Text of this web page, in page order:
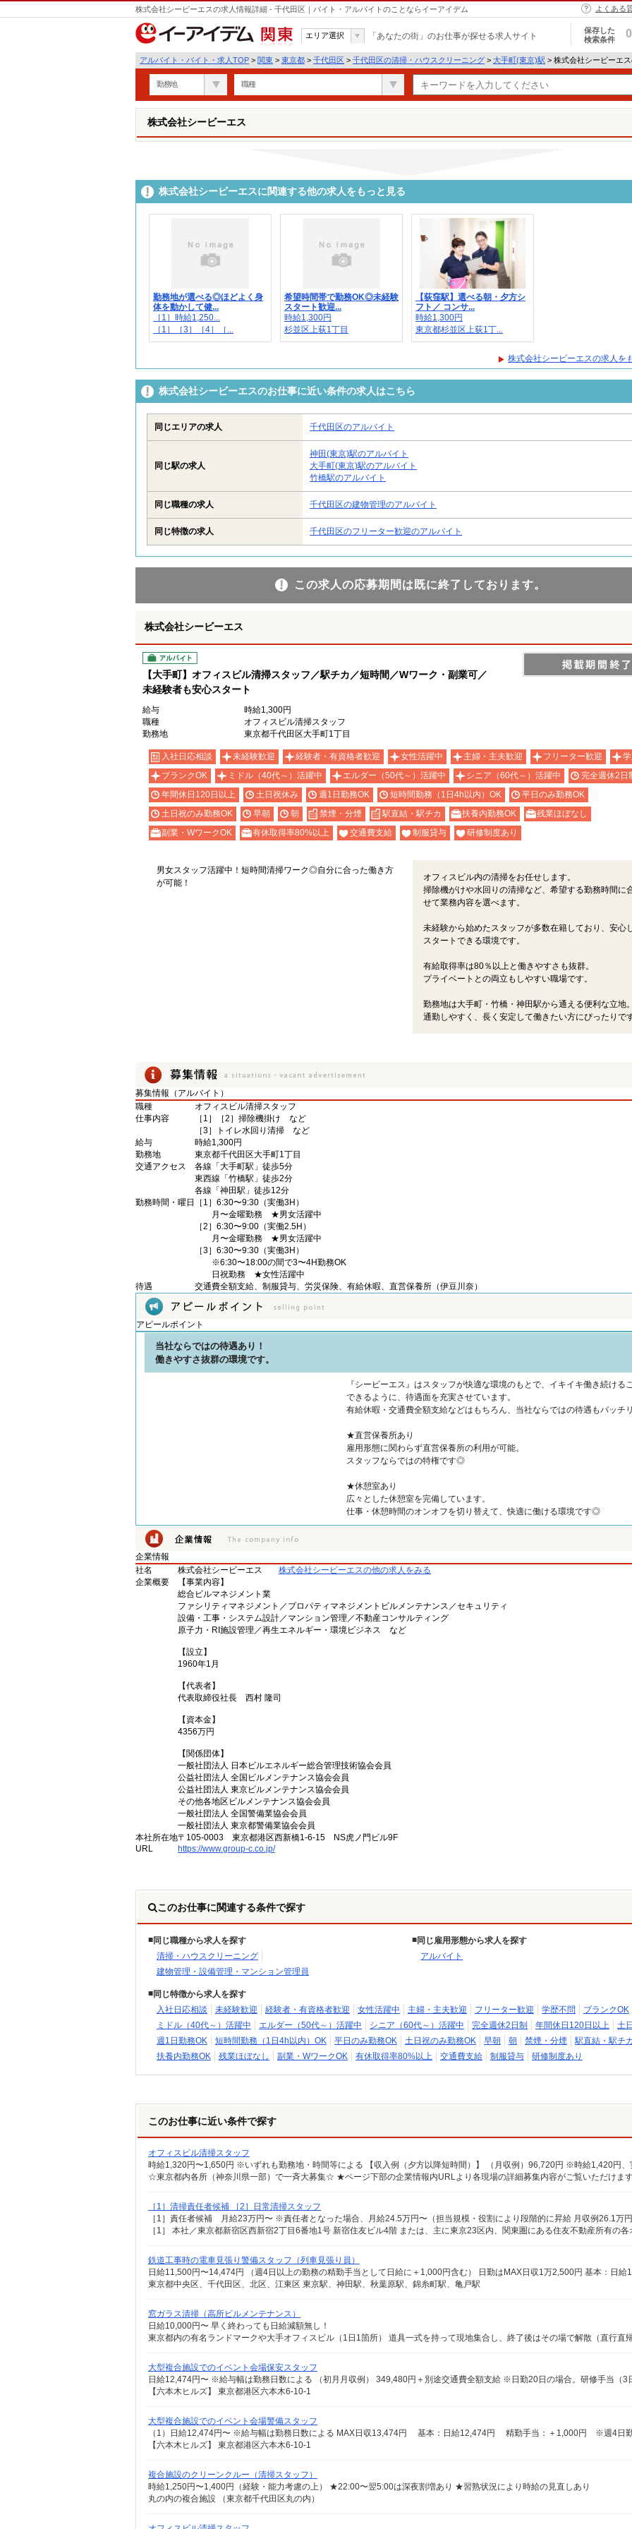
株式会社シービーエスの求人情報詳細 - 千代田区｜バイト・アルバイトのことならイーアイデム よくある
関東
エリア選択 「あなたの街」のお仕事が探せる求人サイト
保存した
検索条件
0
アルバイト・バイト・求人TOP > 関東 > 東京都 > 千代田区 > 千代田区の清掃・ハウスクリーニング > 大手町(東京)駅 > 株式会社シービーエ
勤務地 職種
株式会社シービーエス
株式会社シービーエスに関連する他の求人をもっと見る
勤務地が選べる◎ほどよく身
体を動かして健...
［1］時給1,250...
［1］［3］［4］［...
希望時間帯で勤務OK◎未経験
スタート歓迎...
時給1,300円
杉並区上荻1丁目
【荻窪駅】選べる朝・夕方シ
フト／ コンサ...
時給1,300円
東京都杉並区上荻1丁...
株式会社シービーエスの求人を
株式会社シービーエスのお仕事に近い条件の求人はこちら
同じエリアの求人 千代田区のアルバイト
同じ駅の求人
神田(東京)駅のアルバイト
大手町(東京)駅のアルバイト
竹橋駅のアルバイト
同じ職種の求人 千代田区の建物管理のアルバイト
同じ特徴の求人 千代田区のフリーター歓迎のアルバイト
この求人の応募期間は既に終了しております。
株式会社シービーエス
アルバイト
【大手町】オフィスビル清掃スタッフ／駅チカ／短時間／Wワーク・副業可／
未経験者も安心スタート
給与
時給1,300円
職種
オフィスビル清掃スタッフ
勤務地
東京都千代田区大手町1丁目
入社日応相談 未経験歓迎 経験者・有資格者歓迎 女性活躍中 主婦・主夫歓迎 フリーター歓迎
ブランクOK
ミドル（40代～）活躍中 エルダー（50代～）活躍中 シニア（60代～）活躍中
完全週休2日
年間休日120日以上
土日祝休み 週1日勤務OK 短時間勤務（1日4h以内）OK
平日のみ勤務OK
土日祝のみ勤務OK
早朝 朝 禁煙・分煙 駅直結・駅チカ 扶養内勤務OK
残業ほぼなし
副業・WワークOK
有休取得率80%以上 交通費支給 制服貸与 研修制度あり
男女スタッフ活躍中！短時間清掃ワーク◎自分に合った働き方
が可能！
オフィスビル内の清掃をお任せします。
掃除機がけや水回りの清掃など、希望する勤務時間に
せて業務内容を選べます。
未経験から始めたスタッフが多数在籍しており、安心
スタートできる環境です。
有給取得率は80％以上と働きやすさも抜群。
プライベートとの両立もしやすい職場です。
勤務地は大手町・竹橋・神田駅から通える便利な立地
通勤しやすく、長く安定して働きたい方にぴったりで
募集情報（アルバイト）
職種
オフィスビル清掃スタッフ
仕事内容
［1］［2］掃除機掛け など
［3］トイレ水回り清掃 など
給与
時給1,300円
勤務地
東京都千代田区大手町1丁目
交通アクセス
各線「大手町駅」徒歩5分
東西線「竹橋駅」徒歩2分
各線「神田駅」徒歩12分
勤務時間・曜日
［1］6:30〜9:30（実働3H）
月〜金曜勤務 ★男女活躍中
［2］6:30〜9:00（実働2.5H）
月〜金曜勤務 ★男女活躍中
［3］6:30〜9:30（実働3H）
※6:30〜18:00の間で3〜4H勤務OK
日祝勤務 ★女性活躍中
待遇
交通費全額支給、制服貸与、労災保険、有給休暇、直営保養所（伊豆川奈）
アピールポイント
当社ならではの待遇あり！
働きやすさ抜群の環境です。
『シービーエス』はスタッフが快適な環境のもとで、イキイキ働き続ける
できるように、待遇面を充実させています。
有給休暇・交通費全額支給などはもちろん、当社ならではの待遇もバッチ
★直営保養所あり
雇用形態に関わらず直営保養所の利用が可能。
スタッフならではの特権です◎
★休憩室あり
広々とした休憩室を完備しています。
仕事・休憩時間のオンオフを切り替えて、快適に働ける環境です◎
企業情報
社名
株式会社シービーエス
株式会社シービーエスの他の求人をみる
企業概要
【事業内容】
総合ビルマネジメント業
ファシリティマネジメント／プロパティマネジメントビルメンテナンス／セキュリティ
設備・工事・システム設計／マンション管理／不動産コンサルティング
原子力・RI施設管理／再生エネルギー・環境ビジネス など
【設立】
1960年1月
【代表者】
代表取締役社長 西村 隆司
【資本金】
4356万円
【関係団体】
一般社団法人 日本ビルエネルギー総合管理技術協会会員
公益社団法人 全国ビルメンテナンス協会会員
公益社団法人 東京ビルメンテナンス協会会員
その他各地区ビルメンテナンス協会会員
一般社団法人 全国警備業協会会員
一般社団法人 東京都警備業協会会員
本社所在地〒105-0003 東京都港区西新橋1-6-15 NS虎ノ門ビル9F
URL
https://www.group-c.co.jp/
このお仕事に関連する条件で探す
同じ職種から求人を探す
清掃・ハウスクリーニング
建物管理・設備管理・マンション管理員
同じ雇用形態から求人を探す
アルバイト
同じ特徴から求人を探す
入社日応相談
未経験歓迎 経験者・有資格者歓迎 女性活躍中 主婦・主夫歓迎 フリーター歓迎 学歴不問
ブランクOK
ミドル（40代～）活躍中
エルダー（50代～）活躍中 シニア（60代～）活躍中 完全週休2日制 年間休日120日以上
土
週1日勤務OK
短時間勤務（1日4h以内）OK 平日のみ勤務OK 土日祝のみ勤務OK 早朝 朝 禁煙・分煙
駅直結・駅チ
扶養内勤務OK
残業ほぼなし 副業・WワークOK 有休取得率80%以上 交通費支給 制服貸与 研修制度あり
このお仕事に近い条件で探す
オフィスビル清掃スタッフ
［1］清掃責任者候補 ［2］日常清掃スタッフ
鉄道工事時の電車見張り警備スタッフ（列車見張り員）
東京都中央区、千代田区、北区、江東区 東京駅、神田駅、秋葉原駅、錦糸町駅、亀戸駅
窓ガラス清掃（高所ビルメンテナンス）
日給10,000円〜 早く終わっても日給減額無し！
大型複合施設でのイベント会場保安スタッフ
【六本木ヒルズ】 東京都港区六本木6-10-1
大型複合施設でのイベント会場警備スタッフ
【六本木ヒルズ】 東京都港区六本木6-10-1
複合施設のクリーンクルー（清掃スタッフ）
時給1,250円〜1,400円（経験・能力考慮の上） ★22:00〜翌5:00は深夜割増あり ★習熟状況により時給の見直しあり
丸の内の複合施設 （東京都千代田区丸の内）